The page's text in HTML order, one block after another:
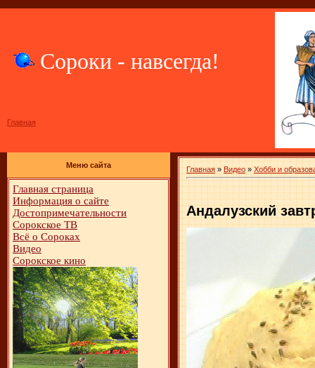
Сороки - навсегда!
Главная
Меню сайта
Главная страница
Информация о сайте
Достопримечательности
Сорокское ТВ
Всё о Сороках
Видео
Сорокское кино
Главная » Видео » Хобби и
Андалузский